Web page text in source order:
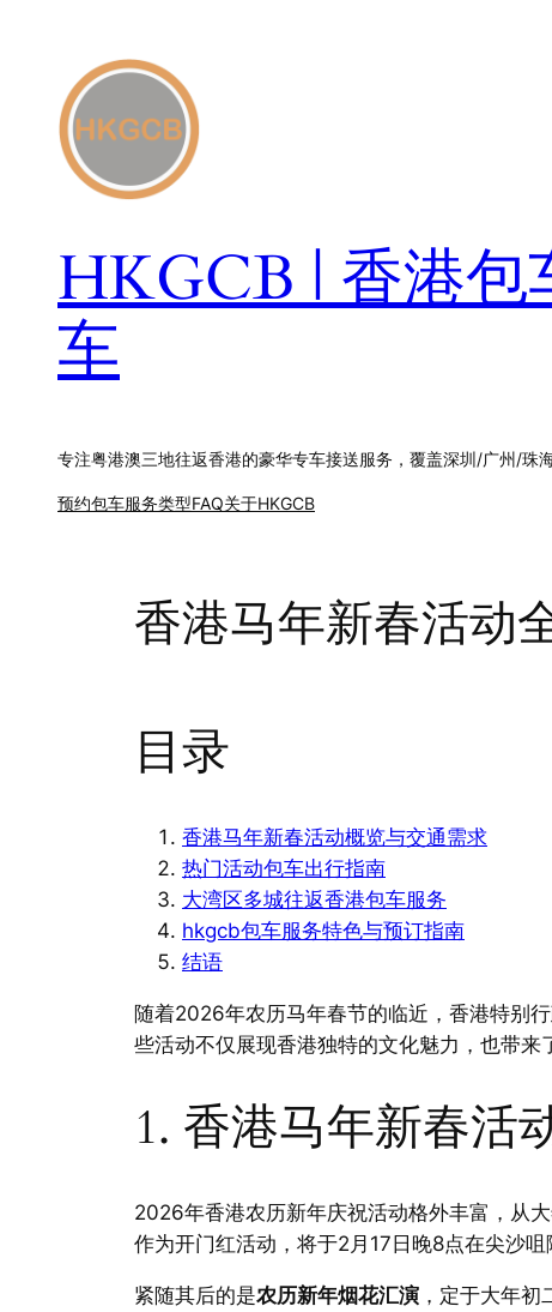
HKGCB | 香港包
车
专注粤港澳三地往返香港的豪华专车接送服务，覆盖深圳/广州/珠
预约包车服务类型FAQ关于HKGCB
香港马年新春活动
目录
香港马年新春活动概览与交通需求
热门活动包车出行指南
大湾区多城往返香港包车服务
hkgcb包车服务特色与预订指南
结语
随着2026年农历马年春节的临近，香港特别
些活动不仅展现香港独特的文化魅力，也带来
1. 香港马年新春活
2026年香港农历新年庆祝活动格外丰富，从
作为开门红活动，将于2月17日晚8点在尖沙
紧随其后的是农历新年烟花汇演 ，定于大年